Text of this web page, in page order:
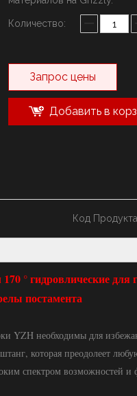
Количество:
Запрос цены
Добавить в
Код
° гидровлические для
постамента
YZH необходимы для
которая преодолеет
спектром возможностей и